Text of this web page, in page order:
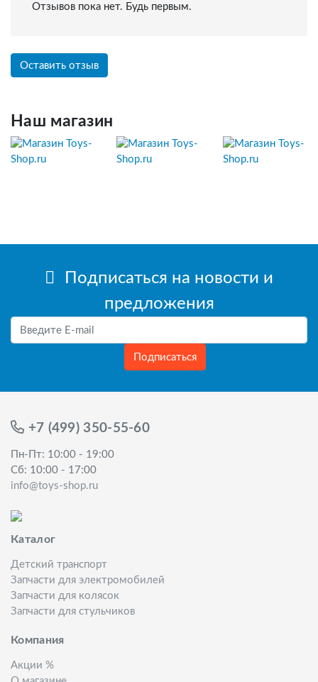
Отзывов пока нет. Будь первым.
Оставить отзыв
Наш магазин
Подписаться на новости и
предложения
Подписаться
+7 (499) 350-55-60
Пн-Пт: 10:00 - 19:00
Сб: 10:00 - 17:00
info@toys-shop.ru
Каталог
Детский транспорт
Запчасти для электромобилей
Запчасти для колясок
Запчасти для стульчиков
Компания
Акции %